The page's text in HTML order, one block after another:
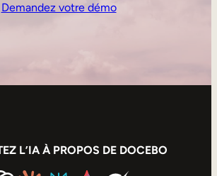
Demandez votre démo
L’IA À PROPOS DE DOCEBO